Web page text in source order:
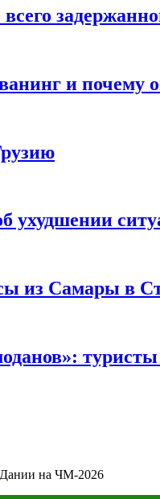
и почему
ухудшении
из Самары в
Дании на ЧМ-2026